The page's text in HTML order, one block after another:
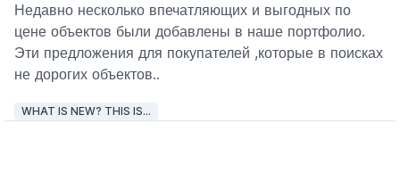
Недавно несколько впечатляющих и выгодных по
цене объектов были добавлены в наше портфолио.
Эти предложения для покупателей ,которые в поисках
не дорогих объектов..
WHAT IS NEW? THIS IS...